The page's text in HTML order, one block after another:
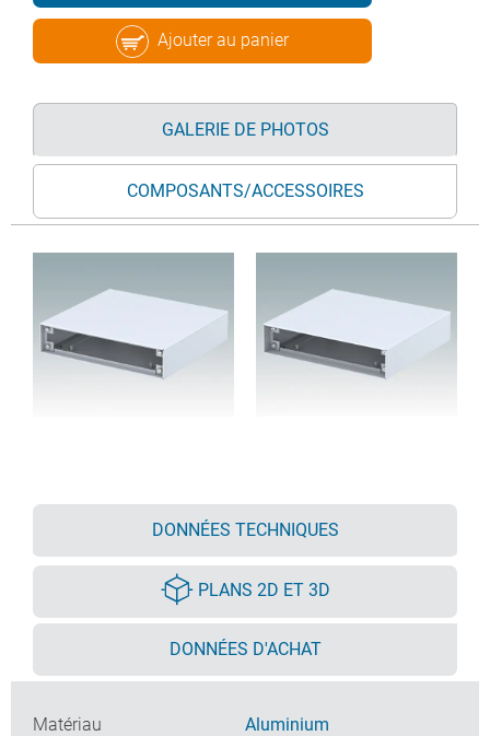
Ajouter au panier
GALERIE DE PHOTOS
COMPOSANTS/ACCESSOIRES
DONNÉES TECHNIQUES
PLANS 2D ET 3D
DONNÉES D'ACHAT
Matériau
Aluminium